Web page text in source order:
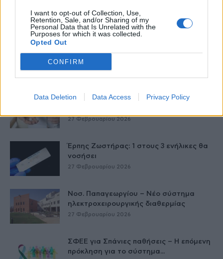
I want to opt-out of Collection, Use,
Retention, Sale, and/or Sharing of my
Personal Data that Is Unrelated with the
Purposes for which it was collected.
Opted Out
CONFIRM
Data Deletion Data Access Privacy Policy
στο Ίλιον – Τι ανακοινώθηκε από...
27 Φεβρουαρίου 2026
Μεταμόσχευσης Ήπατος στο «Λαϊκό»
27 Φεβρουαρίου 2026
ΕΟΦ: Ανάκληση παρτίδων
27 Φεβρουαρίου 2026
Έρπης Ζωστήρας: 1 στους 3 ενήλικες θα
νοσήσει
27 Φεβρουαρίου 2026
Νοσ. Παπαγεωργίου – Νέο σύστημα
ηλεκτροχειρουργικής διαθερμίας
27 Φεβρουαρίου 2026
ΣΦΕΕ για Σπάνιες παθήσεις – Η επόμενη
πρόκληση για το σύστημα...